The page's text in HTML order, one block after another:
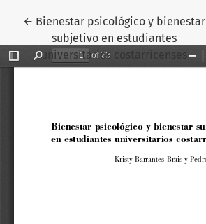
← Volver a los detalles del artículo
Bienestar psicológico y bienestar
subjetivo en estudiantes
universitarios costarricenses